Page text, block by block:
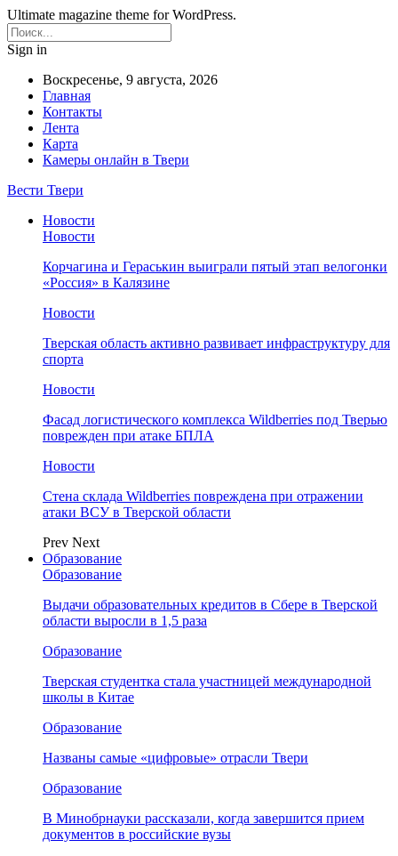
Ultimate magazine theme for WordPress.
Sign in
Воскресенье, 9 августа, 2026
Главная
Контакты
Лента
Карта
Камеры онлайн в Твери
Вести Твери
Новости
Новости
Корчагина и Гераськин выиграли пятый этап велогонки
«Россия» в Калязине
Новости
Тверская область активно развивает инфраструктуру для
спорта
Новости
Фасад логистического комплекса Wildberries под Тверью
поврежден при атаке БПЛА
Новости
Стена склада Wildberries повреждена при отражении
атаки ВСУ в Тверской области
Prev Next
Образование
Образование
Выдачи образовательных кредитов в Сбере в Тверской
области выросли в 1,5 раза
Образование
Тверская студентка стала участницей международной
школы в Китае
Образование
Названы самые «цифровые» отрасли Твери
Образование
В Минобрнауки рассказали, когда завершится прием
документов в российские вузы